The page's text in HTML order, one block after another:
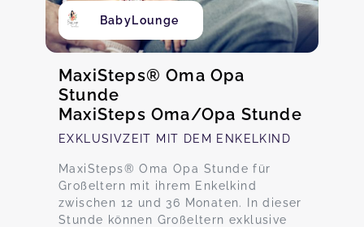
BabyLounge
MaxiSteps® Oma Opa
Stunde
MaxiSteps Oma/Opa Stunde
EXKLUSIVZEIT MIT DEM ENKELKIND
MaxiSteps® Oma Opa Stunde für
Großeltern mit ihrem Enkelkind
zwischen 12 und 36 Monaten. In dieser
Stunde können Großeltern exklusive